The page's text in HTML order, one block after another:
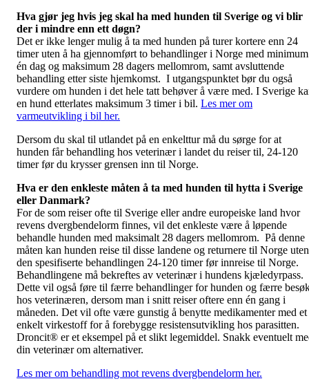
Hva gjør jeg hvis jeg skal ha med hunden til Sverige og vi blir
der i mindre enn ett døgn?
Det er ikke lenger mulig å ta med hunden på turer kortere enn 24
timer uten å ha gjennomført to behandlinger i Norge med minimum
én dag og maksimum 28 dagers mellomrom, samt avsluttende
behandling etter siste hjemkomst. I utgangspunktet bør du også
vurdere om hunden i det hele tatt behøver å være med. I Sverige
en hund etterlates maksimum 3 timer i bil. Les mer om
varmeutvikling i bil her.
Dersom du skal til utlandet på en enkelttur må du sørge for at
hunden får behandling hos veterinær i landet du reiser til, 24-120
timer før du krysser grensen inn til Norge.
Hva er den enkleste måten å ta med hunden til hytta i Sverige
eller Danmark?
For de som reiser ofte til Sverige eller andre europeiske land hvor
revens dvergbendelorm finnes, vil det enkleste være å løpende
behandle hunden med maksimalt 28 dagers mellomrom. På denne
måten kan hunden reise til disse landene og returnere til Norge uten
den spesifiserte behandlingen 24-120 timer før innreise til Norge.
Behandlingene må bekreftes av veterinær i hundens kjæledyrpass.
Dette vil også føre til færre behandlinger for hunden og færre
hos veterinæren, dersom man i snitt reiser oftere enn én gang i
måneden. Det vil ofte være gunstig å benytte medikamenter med et
enkelt virkestoff for å forebygge resistensutvikling hos parasitten.
Droncit® er et eksempel på et slikt legemiddel. Snakk eventuelt
din veterinær om alternativer.
Les mer om behandling mot revens dvergbendelorm her.